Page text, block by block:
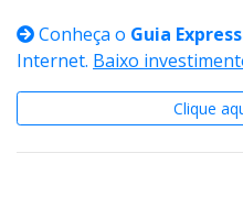
Conheça oGuia
Clique